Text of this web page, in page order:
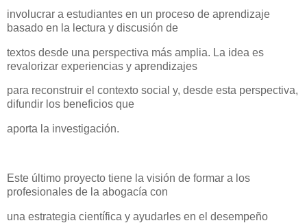
involucrar a estudiantes en un proceso de aprendizaje
basado en la lectura y discusión de
textos desde una perspectiva más amplia. La idea es
revalorizar experiencias y aprendizajes
para reconstruir el contexto social y, desde esta perspectiva,
difundir los beneficios que
aporta la investigación.
Este último proyecto tiene la visión de formar a los
profesionales de la abogacía con
una estrategia científica y ayudarles en el desempeño